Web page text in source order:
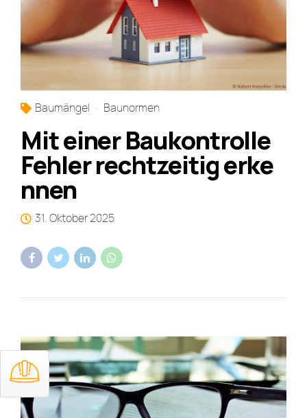
Baumängel Baunormen
Mit einer Baukontrolle
Fehler rechtzeitig erke
nnen
31. Oktober 2025